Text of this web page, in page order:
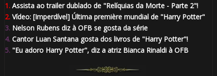
1.Assista ao trailer dublado de "Relíquias da Morte - Parte 2"!
2.Vídeo: [Imperdível] Última première mundial de "Harry Potter"
3.Nelson Rubens diz à OFB se gosta da série
4.Cantor Luan Santana gosta dos livros de "Harry Potter"!
5."Eu adoro Harry Potter", diz a atriz Bianca Rinaldi à OFB
1️⃣ 8️⃣
1️⃣ 8️⃣ ⚡